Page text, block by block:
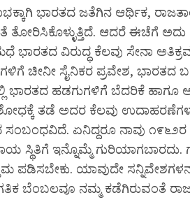
ಭಾರತದ ಜತೆಗಿನ ಆರ್ಥಿಕ,
ತೋರಿಸಿಕೊಳ್ಳುತ್ತಿದೆ. ಆದರೆ ಈಚೆಗೆ ಅದು
ಭಾರತದ ವಿರುದ್ಧ ಕೆಲವು ಸೇನಾ
ಚೀನೀ ಸೈನಿಕರ ಪ್ರವೇಶ, ಭಾರತದ
ಭಾರತದ ಹಡಗುಗಳಿಗೆ ಬೆದರಿಕೆ ಹಾಗೂ
ಶೋಧಕ್ಕೆ ತಡೆ ಅದರ ಕೆಲವು
ಏನಿದ್ದರೂ ನಾವು ೧೯೬೨ರ
ಸ್ಥಿತಿಗೆ ಇನ್ನೊಮ್ಮೆ ಗುರಿಯಾಗಬಾರದು.
ಪಡಿಸಬೇಕು. ಯಾವುದೇ
ಬೆಂಬಲವೂ ನಮ್ಮ ಕಡೆಗಿರುವಂತೆ